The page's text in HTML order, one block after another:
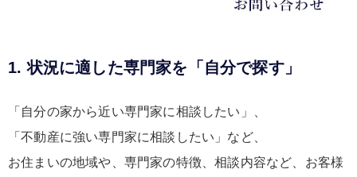
1. 状況に適した専門家を「自分で探す」
「自分の家から近い専門家に相談したい」、
「不動産に強い専門家に相談したい」など、
お住まいの地域や、専門家の特徴、相談内容など、お客様